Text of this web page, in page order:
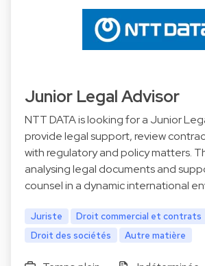
Junior Legal Advisor
NTT DATA is looking for a Junior
provide legal support, review
with regulatory and policy matters.
analysing legal documents and
counsel in a dynamic international
Juriste
Droit commercial et contrats
Droit des sociétés
Autre matière